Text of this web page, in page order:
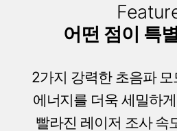
어떤 점이 특
2가지 강력한 초음파
에너지를 더욱 세밀하
빨라진 레이저 조사 속